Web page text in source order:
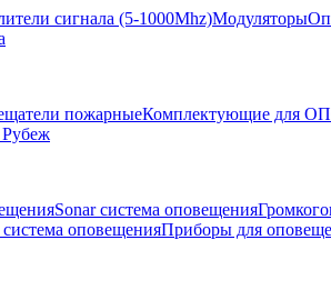
сигнала (5-1000Mhz)Модуляторы
пожарныеКомплектующие для
Sonar система оповещения
оповещенияПриборы для